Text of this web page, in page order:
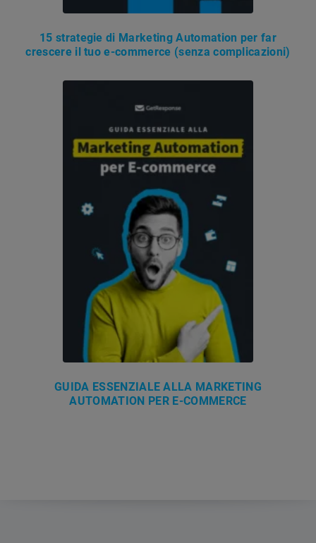
15 strategie di Marketing Automation per far
crescere il tuo e-commerce (senza complicazioni)
GUIDA ESSENZIALE ALLA MARKETING
AUTOMATION PER E-COMMERCE